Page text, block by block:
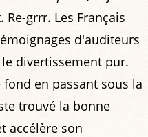
grrr. Les Français
d'auditeurs
divertissement pur.
en passant sous la
trouvé la bonne
accélère son